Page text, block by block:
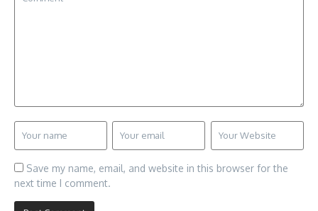
Save my name, email, and website in this browser for the
next time I comment.